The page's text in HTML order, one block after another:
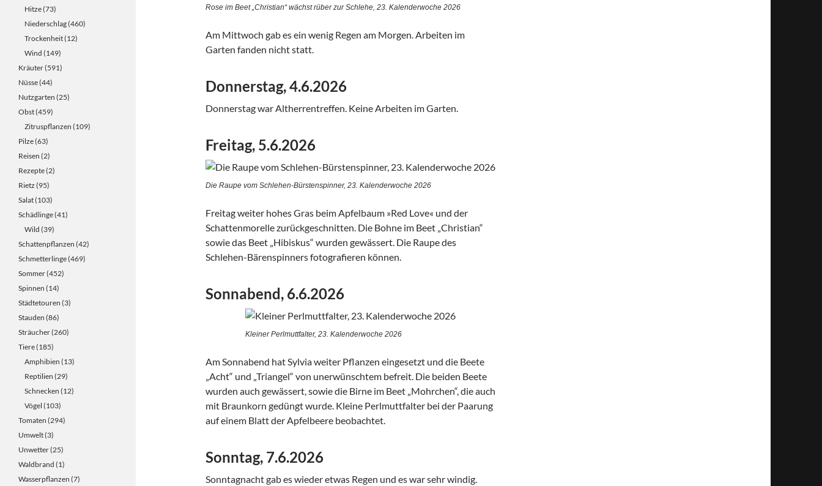
Rose im Beet „Christian“ wächst rüber zur Schlehe, 23. Kalenderwoche 2026
Am Mittwoch gab es ein wenig Regen am Morgen. Arbeiten im
Garten fanden nicht statt.
Donnerstag, 4.6.2026
Donnerstag war Altherrentreffen. Keine Arbeiten im Garten.
Freitag, 5.6.2026
Die Raupe vom Schlehen-Bürstenspinner, 23. Kalenderwoche 2026
Freitag weiter hohes Gras beim Apfelbaum »Red Love« und der
Schattenmorelle zurückgeschnitten. Die Bohne im Beet „Christian“
sowie das Beet „Hibiskus“ wurden gewässert. Die Raupe des
Schlehen-Bärenspinners fotografieren können.
Sonnabend, 6.6.2026
Kleiner Perlmuttfalter, 23. Kalenderwoche 2026
Am Sonnabend hat Sylvia weiter Pflanzen eingesetzt und die Beete
„Acht“ und „Triangel“ von unerwünschtem befreit. Die beiden Beete
wurden auch gewässert, sowie die Birne im Beet „Mohrchen“, die auch
mit Braunkorn gedüngt wurde. Kleine Perlmuttfalter bei der Paarung
auf einem Blatt der Apfelbeere beobachtet.
Sonntag, 7.6.2026
Sonntagnacht gab es wieder etwas Regen und es war sehr windig.
Hitze(73)
Niederschlag(460)
Trockenheit(12)
Wind (149)
Kräuter(591)
Nüsse(44)
Nutzgarten (25)
Obst(459)
Zitruspflanzen (109)
Pilze(63)
Reisen (2)
Rezepte(2)
Rietz (95)
Salat(103)
Schädlinge(41)
Wild (39)
Schattenpflanzen (42)
Schmetterlinge(469)
Sommer(452)
Spinnen (14)
Städtetouren (3)
Stauden (86)
Sträucher(260)
Tiere(185)
Amphibien (13)
Reptilien (29)
Schnecken (12)
Vögel (103)
Tomaten (294)
Umwelt(3)
Unwetter(25)
Waldbrand (1)
Wasserpflanzen (7)